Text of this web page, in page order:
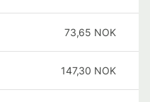
73,65 NOK
147,30 NOK